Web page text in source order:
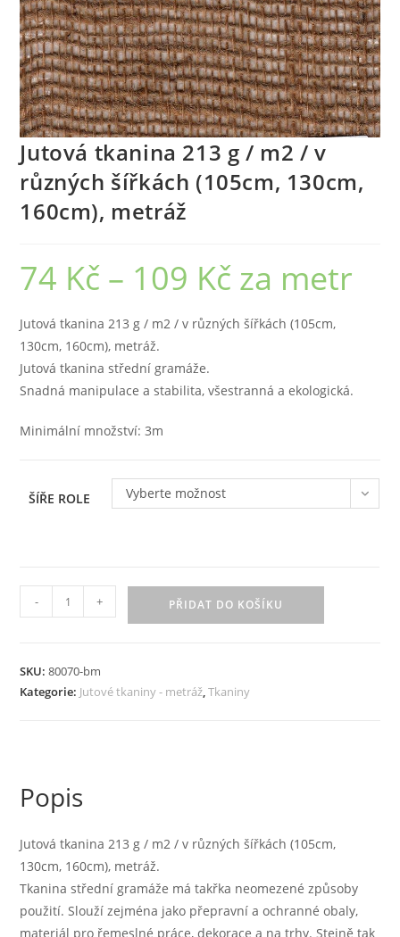
Jutová tkanina 213 g / m2 / v
různých šířkách (105cm, 130cm,
160cm), metráž
74 Kč – 109 KčRozpětí
cen:
74 Kč
109 Kč
za metr
Jutová tkanina 213 g / m2 / v různých šířkách (105cm,
130cm, 160cm), metráž.
Jutová tkanina střední gramáže.
Snadná manipulace a stabilita, všestranná a ekologická.
Minimální množství: 3m
ŠÍŘE ROLE Vyberte možnost
tkanina
/
šířkách
(105cm,
130cm,
160cm),
metráž
množství
- + PŘIDAT DO KOŠÍKU
SKU:80070-bm
Kategorie: Jutové tkaniny - metráž,Tkaniny
Popis
Jutová tkanina 213 g / m2 / v různých šířkách (105cm,
130cm, 160cm), metráž.
Tkanina střední gramáže má takřka neomezené způsoby
použití. Slouží zejména jako přepravní a ochranné obaly,
materiál pro řemeslné práce, dekorace a na trhy. Stejně tak